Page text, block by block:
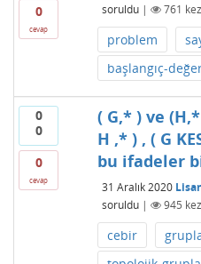
0
cevap
soruldu | 761
problem
başlangıç-
0
0
0
cevap
( G,* ) ve
H ,* ) , ( G
bu ifadeler
31 Aralık 2020
soruldu | 945
cebir